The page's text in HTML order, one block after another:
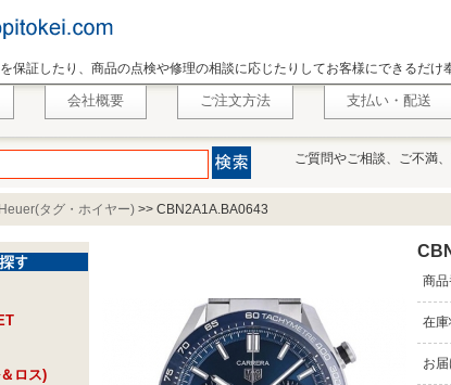
保証したり、商品の点検や修理の相談に応じたりしてお客様にできるだけ
会社概要 ご注文方法 支払い・配送
ご質問やご相談、ご不満
タグ・ホイヤー) >> CBN2A1A.BA0643
ロス)
商
在庫
お